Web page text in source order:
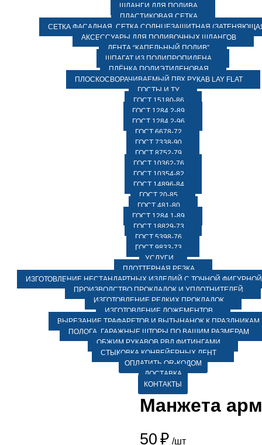
ШЛАНГИ ДЛЯ ПОЛИВА
ПЛАСТИКОВАЯ СЕТКА
СЕТКА ФАСАДНАЯ. СЕТКА СОЛНЦЕЗАЩИТНАЯ
АКСЕССУАРЫ ДЛЯ ПОЛИВОЧНЫХ ШЛАНГОВ
ЛЕНТА “КАПЕЛЬНЫЙ ПОЛИВ”
ШПАГАТ ИЗ ПОЛИПРОПИЛЕНА
ПЛЁНКА ПОЛИЭТИЛЕНОВАЯ
ПЛОСКОСВОРАЧИВАЕМЫЙ ПВХ РУКАВ LAY FLAT
ГОСТЫ И ТУ
ГОСТ 15180-86
ГОСТ 1284.2-89
ГОСТ 1284.2-96
ГОСТ 6678-72
ГОСТ 7338-90
ГОСТ 8752-79
ГОСТ 10362-76
ГОСТ 10354-82
ГОСТ 14896-84
ГОСТ 20-85
ГОСТ 481-80
ГОСТ 1284.1-89
ГОСТ 18829-73
ГОСТ 5398-76
ГОСТ 9833-73
УСЛУГИ
ПЛОТТЕРНАЯ РЕЗКА
ИЗГОТОВЛЕНИЕ НЕСТАНДАРТНЫХ ИЗДЕЛИЙ С ТОЧНОЙ ФИГУРНОЙ
ПРОИЗВОДСТВО ПРОКЛАДОК И УПЛОТНИТЕЛЕЙ
ИЗГОТОВЛЕНИЕ РЕДКИХ ПРОКЛАДОК
ИЗГОТОВЛЕНИЕ ЛОЖЕМЕНТОВ
ВЫРЕЗАНИЕ ТРАФАРЕТОВ И ВЫТЫНАНОК К ПРАЗДНИКАМ
ПОЛОГА, ГАРАЖНЫЕ ШТОРЫ ПО ВАШИМ РАЗМЕРАМ
ОБЖИМ РУКАВОВ РВД ФИТИНГАМИ
СТЫКОВКА КОНВЕЙЕРНЫХ ЛЕНТ
ОПЛАТИТЬ QR-КОДОМ
ДОСТАВКА
КОНТАКТЫ
Манжета
50 ₽ /шт